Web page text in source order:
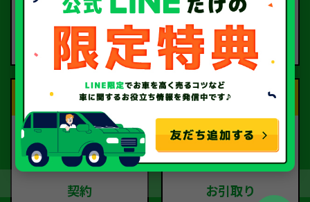
お電話または査定フォー
ご依頼ください。
査定のプロが
お電話で回答いたしま
す。
Step.3
契約
Step.4
お引取り